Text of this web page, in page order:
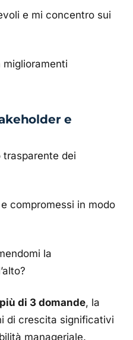
e mi concentro sui
miglioramenti
e
trasparente dei
compromessi in modo
la
di 3 domande, la
di crescita significativi
manageriale.